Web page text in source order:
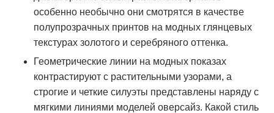
особенно необычно они смотрятся в качестве
полупрозрачных принтов на модных глянцевых
текстурах золотого и серебряного оттенка.
Геометрические линии на модных показах
контрастируют с растительными узорами, а
строгие и четкие силуэты представлены наряду с
мягкими линиями моделей оверсайз. Какой стиль